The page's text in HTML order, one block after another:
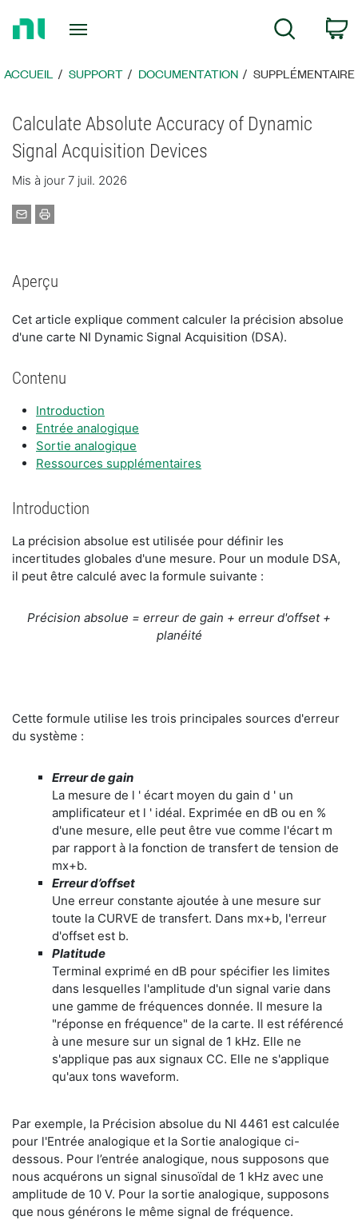
page
ACCUEIL SUPPORT DOCUMENTATION SUPPLÉMENTAIRE
Calculate Absolute Accuracy of Dynamic
Signal Acquisition Devices
Mis à jour 7 juil. 2026
Aperçu
Cet article explique comment calculer la précision absolue
d'une carte NI Dynamic Signal Acquisition (DSA).
Contenu
Introduction
Entrée analogique
Sortie analogique
Ressources supplémentaires
Introduction
La précision absolue est utilisée pour définir les
incertitudes globales d'une mesure. Pour un module DSA,
il peut être calculé avec la formule suivante :
Précision absolue = erreur de gain + erreur d'offset +
planéité
Cette formule utilise les trois principales sources d'erreur
du système :
Erreur de gain
La mesure de l ' écart moyen du gain d ' un
amplificateur et l ' idéal. Exprimée en dB ou en %
d'une mesure, elle peut être vue comme l'écart m
par rapport à la fonction de transfert de tension de
mx+b.
Erreur d’offset
Une erreur constante ajoutée à une mesure sur
toute la CURVE de transfert. Dans mx+b, l'erreur
d'offset est b.
Platitude
Terminal exprimé en dB pour spécifier les limites
dans lesquelles l'amplitude d'un signal varie dans
une gamme de fréquences donnée. Il mesure la
"réponse en fréquence" de la carte. Il est référencé
à une mesure sur un signal de 1 kHz. Elle ne
s'applique pas aux signaux CC. Elle ne s'applique
qu'aux tons waveform.
Par exemple, la Précision absolue du NI 4461 est calculée
pour l'Entrée analogique et la Sortie analogique ci-
dessous. Pour l’entrée analogique, nous supposons que
nous acquérons un signal sinusoïdal de 1 kHz avec une
amplitude de 10 V. Pour la sortie analogique, supposons
que nous générons le même signal de fréquence.